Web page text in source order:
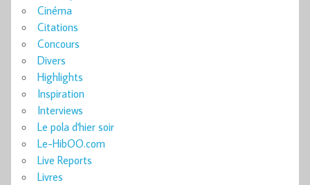
Cinéma
Citations
Concours
Divers
Highlights
Inspiration
Interviews
Le pola d'hier soir
Le-HibOO.com
Live Reports
Livres